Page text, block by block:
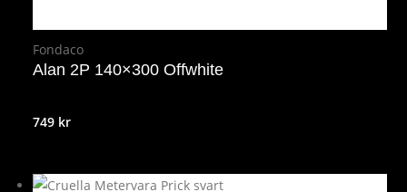
Fondaco
Alan 2P 140×300 Offwhite
749 kr